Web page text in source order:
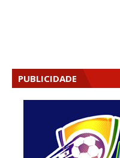
PUBLICIDADE